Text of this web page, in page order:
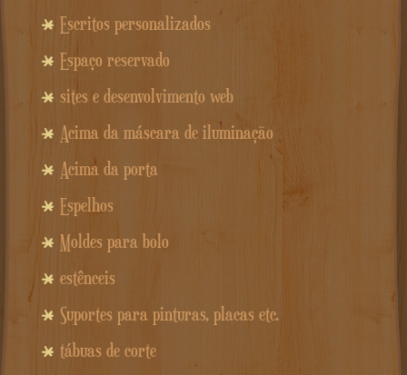
Escritos personalizados
Espaço reservado
sites e desenvolvimento web
Acima da máscara de iluminação
Acima da porta
Espelhos
Moldes para bolo
estênceis
Suportes para pinturas, placas etc.
tábuas de corte